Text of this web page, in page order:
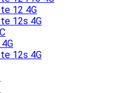
12 4G
12s 4G
12s 4G